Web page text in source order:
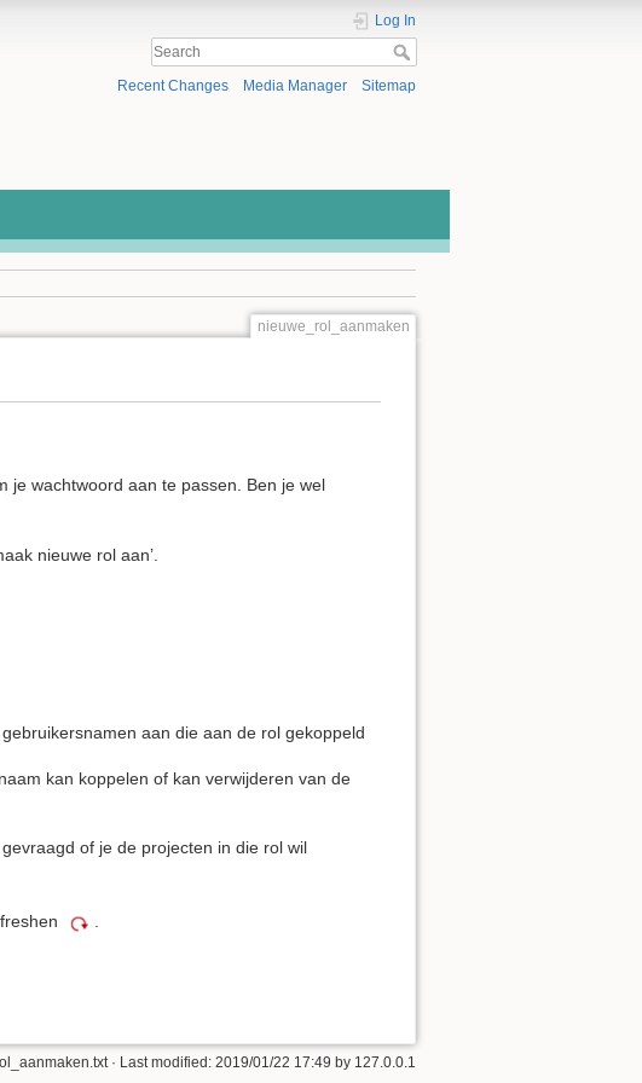
Log In
Recent Changes Media Manager Sitemap
nieuwe_rol_aanmaken
je wachtwoord aan te passen. Ben je wel
nieuwe rol aan’.
aan die aan de rol gekoppeld
kan koppelen of kan verwijderen van de
of je de projecten in die rol wil
· Last modified: 2019/01/22 17:49 by 127.0.0.1